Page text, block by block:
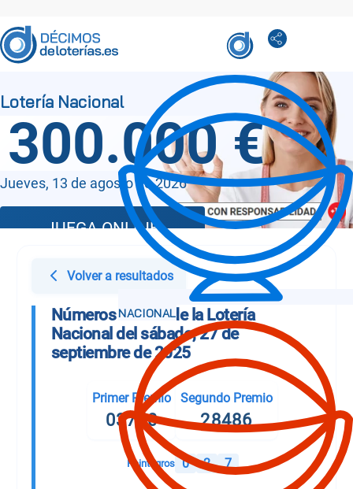
Volver a resultados
Números Sorteo de la Lotería
Nacional del sábado, 27 de
septiembre de 2025
Primer Premio
03740
Segundo Premio
28486
Reintegros 0 2 7
300.000 €
Jueves, 13 de agosto de 2026
JUEGA ONLINE